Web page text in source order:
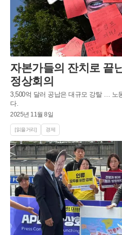
자본가들의 잔치로 끝
정상회의
3,500억 달러 공납은 대규모 강탈 … 노
다.
2025년 11월 8일
[읽을거리] 경제